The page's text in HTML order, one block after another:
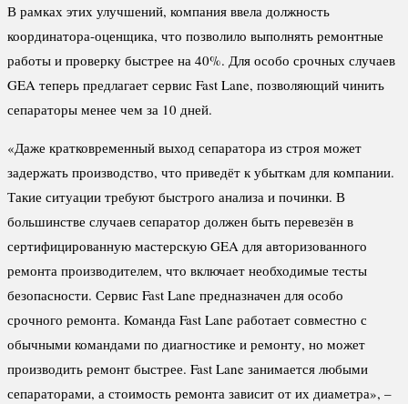
В рамках этих улучшений, компания ввела должность
координатора-оценщика, что позволило выполнять ремонтные
работы и проверку быстрее на 40%. Для особо срочных случаев
GEA теперь предлагает сервис Fast Lane, позволяющий чинить
сепараторы менее чем за 10 дней.
«Даже кратковременный выход сепаратора из строя может
задержать производство, что приведёт к убыткам для компании.
Такие ситуации требуют быстрого анализа и починки. В
большинстве случаев сепаратор должен быть перевезён в
сертифицированную мастерскую GEA для авторизованного
ремонта производителем, что включает необходимые тесты
безопасности. Сервис Fast Lane предназначен для особо
срочного ремонта. Команда Fast Lane работает совместно с
обычными командами по диагностике и ремонту, но может
производить ремонт быстрее. Fast Lane занимается любыми
сепараторами, а стоимость ремонта зависит от их диаметра», –